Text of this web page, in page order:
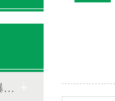
CNEX/ATEX防爆合格证